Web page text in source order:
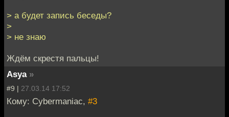
> а будет запись беседы?
>
> не знаю
Ждём скрестя пальцы!
Asya »
#9 | 27.03.14 17:52
Кому: Cybermaniac, #3